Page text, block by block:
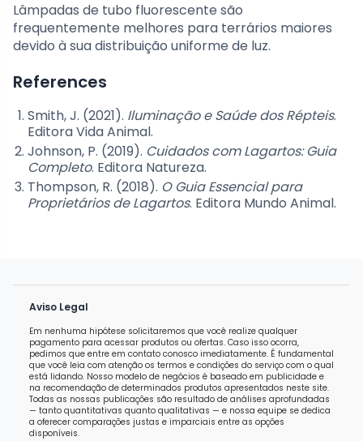
Lâmpadas de tubo fluorescente são
frequentemente melhores para terrários maiores
devido à sua distribuição uniforme de luz.
References
Smith, J. (2021). Iluminação e Saúde dos Répteis.
Editora Vida Animal.
Johnson, P. (2019). Cuidados com Lagartos: Guia
Completo. Editora Natureza.
Thompson, R. (2018). O Guia Essencial para
Proprietários de Lagartos. Editora Mundo Animal.
Aviso Legal
Em nenhuma hipótese solicitaremos que você realize qualquer
pagamento para acessar produtos ou ofertas. Caso isso ocorra,
pedimos que entre em contato conosco imediatamente. É fundamental
que você leia com atenção os termos e condições do serviço com o qual
está lidando. Nosso modelo de negócios é baseado em publicidade e
na recomendação de determinados produtos apresentados neste site.
Todas as nossas publicações são resultado de análises aprofundadas
— tanto quantitativas quanto qualitativas — e nossa equipe se dedica
a oferecer comparações justas e imparciais entre as opções
disponíveis.